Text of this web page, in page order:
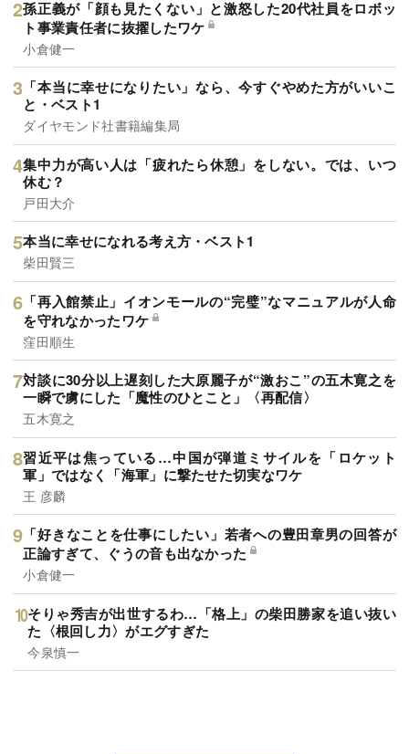
孫正義が「顔も見たくない」と激怒した20代社員をロボッ
ト事業責任者に抜擢したワケ
小倉健一
「本当に幸せになりたい」なら、今すぐやめた方がいいこ
と・ベスト1
ダイヤモンド社書籍編集局
集中力が高い人は「疲れたら休憩」をしない。では、いつ
休む？
戸田大介
本当に幸せになれる考え方・ベスト1
柴田賢三
「再入館禁止」イオンモールの“完璧”なマニュアルが人命
を守れなかったワケ
窪田順生
対談に30分以上遅刻した大原麗子が“激おこ”の五木寛之を
一瞬で虜にした「魔性のひとこと」〈再配信〉
五木寛之
習近平は焦っている…中国が弾道ミサイルを「ロケット
軍」ではなく「海軍」に撃たせた切実なワケ
王 彦麟
「好きなことを仕事にしたい」若者への豊田章男の回答が
正論すぎて、ぐうの音も出なかった
小倉健一
そりゃ秀吉が出世するわ…「格上」の柴田勝家を追い抜い
た〈根回し力〉がエグすぎた
今泉慎一